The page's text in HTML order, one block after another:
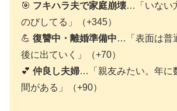
🎯 フキハラ夫で家庭崩壊…「いない
のびしてる」（+345）
💪 復讐中・離婚準備中…「表面は普
後に出ていく」（+70）
💕 仲良し夫婦…「親友みたい。年に
間がある」（+90）